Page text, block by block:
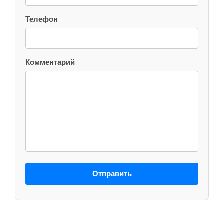
Телефон
Комментарий
Отправить